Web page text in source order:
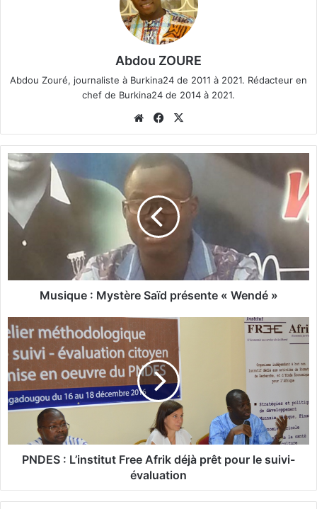
Abdou ZOURE
Abdou Zouré, journaliste à Burkina24 de 2011 à 2021. Rédacteur en
chef de Burkina24 de 2014 à 2021.
We
bsi
te
Fa
ce
bo
M
u
s
q
M
t
è
r
S
a
ï
p
e
Musique : Mystère Saïd présente « Wendé »
P
N
D
S
:
’
s
t
PNDES : L’institut Free Afrik déjà prêt pour le suivi-
évaluation